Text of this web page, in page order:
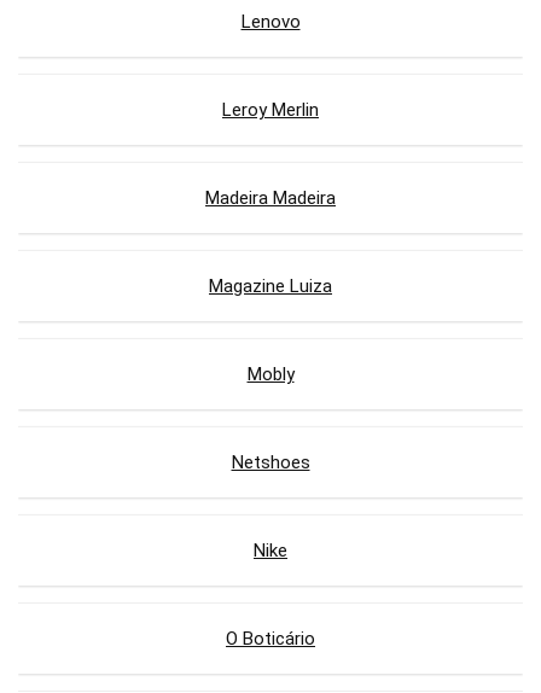
Lenovo
Leroy Merlin
Madeira Madeira
Magazine Luiza
Mobly
Netshoes
Nike
O Boticário